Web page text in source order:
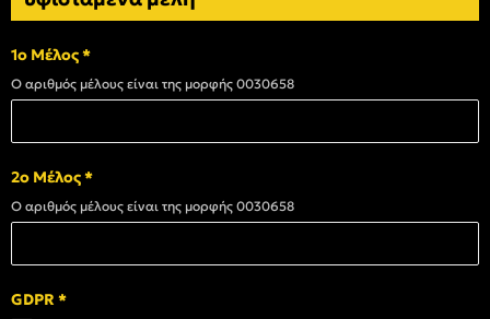
1ο Μέλος*
Ο αριθμός μέλους είναι της μορφής 0030658
2ο Μέλος*
Ο αριθμός μέλους είναι της μορφής 0030658
GDPR *